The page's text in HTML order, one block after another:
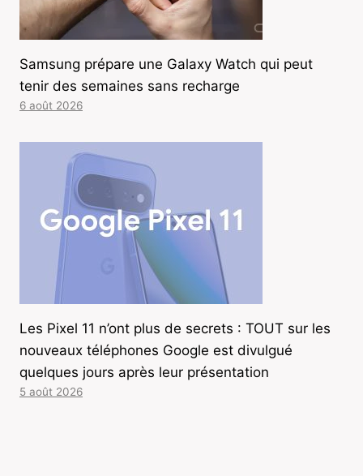
Samsung prépare une Galaxy Watch qui peut
tenir des semaines sans recharge
6 août 2026
Les Pixel 11 n’ont plus de secrets : TOUT sur les
nouveaux téléphones Google est divulgué
quelques jours après leur présentation
5 août 2026